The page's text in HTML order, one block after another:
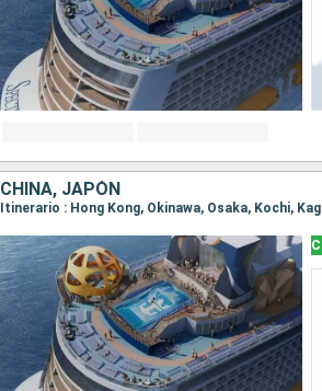
CHINA, JAPÓN
Itinerario : Hong Kong, Okinawa, Osaka, Kochi,